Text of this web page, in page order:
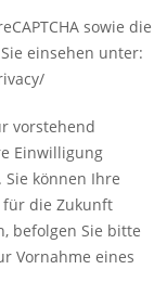
sowie die
einsehen unter:
vorstehend
Einwilligung
Sie können Ihre
die Zukunft
befolgen Sie bitte
Vornahme eines